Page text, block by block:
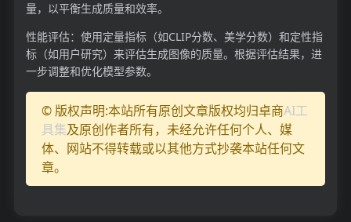
量，以平衡生成质量和效率。
性能评估：使用定量指标（如CLIP分数、美学分数）和定性指
标（如用户研究）来评估生成图像的质量。根据评估结果，进
一步调整和优化模型参数。
© 版权声明:本站所有原创文章版权均归卓商AI工
具集及原创作者所有，未经允许任何个人、媒
体、网站不得转载或以其他方式抄袭本站任何文
章。